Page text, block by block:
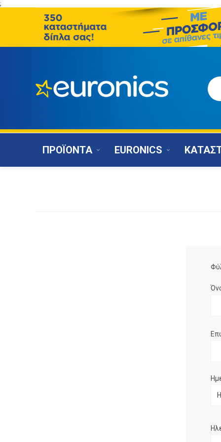
;
ΠΡΟΪΟΝΤΑ EURONICS